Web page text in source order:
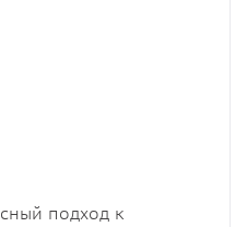
подход к